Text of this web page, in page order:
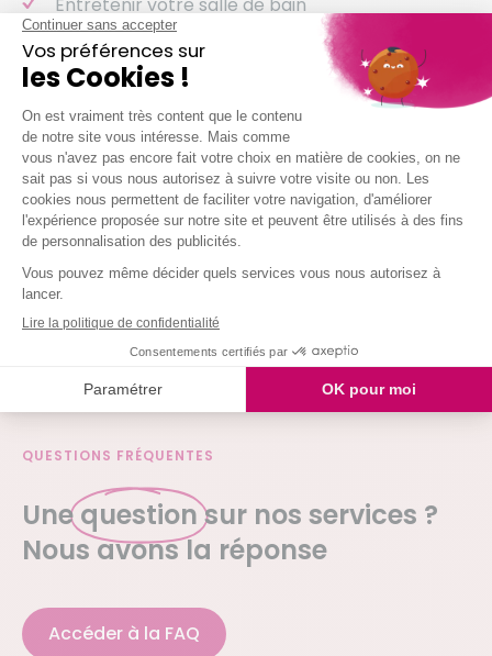
Entretenir votre salle de bain
Entretenir vos sanitaires
Nettoyer vos vitres
Laver votre vaisselle
Et même arroser vos plantes !
Nous intervenons chez vous à partir de 2h
simultanées
Je demande mon devis
QUESTIONS FRÉQUENTES
Une question sur nos services ?
Nous avons la réponse
Accéder à la FAQ